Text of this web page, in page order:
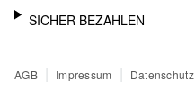
MEIN KONTO
RÜCKGABE
SUPPORT
SICHER BEZAHLEN
PAYPAL
AGB | Impressum | Datenschutz